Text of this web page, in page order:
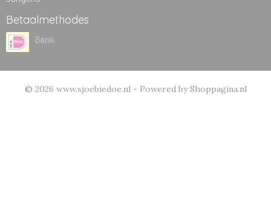
Betaalmethodes
© 2026 www.sjoebiedoe.nl - Powered by Shoppagina.nl